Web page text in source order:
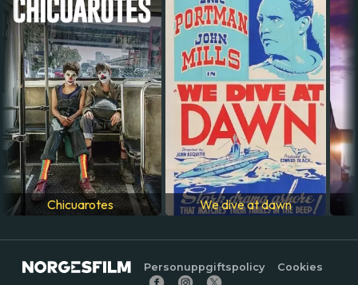
Chicuarotes We dive at dawn
Personuppgiftspolicy Cookies